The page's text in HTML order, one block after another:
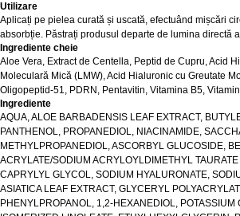
Utilizare
Aplicați pe pielea curată și uscată, efectuând mișcări
absorbție. Păstrați produsul departe de lumina directă
Ingrediente cheie
Aloe Vera, Extract de Centella, Peptid de Cupru, Acid
Moleculară Mică (LMW), Acid Hialuronic cu Greutate
Oligopeptid-51, PDRN, Pentavitin, Vitamina B5,
Ingrediente
AQUA, ALOE BARBADENSIS LEAF EXTRACT,
PANTHENOL, PROPANEDIOL, NIACINAMIDE,
METHYLPROPANEDIOL, ASCORBYL GLUCOSIDE,
ACRYLATE/SODIUM ACRYLOYLDIMETHYL
CAPRYLYL GLYCOL, SODIUM HYALURONATE,
ASIATICA LEAF EXTRACT, GLYCERYL
PHENYLPROPANOL, 1,2-HEXANEDIOL, POTASSIUM